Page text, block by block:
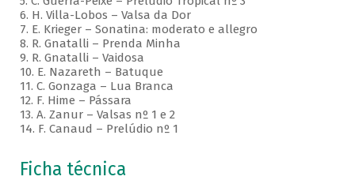
6. H. Villa-Lobos – Valsa da Dor
7. E. Krieger – Sonatina: moderato e allegro
8. R. Gnatalli – Prenda Minha
9. R. Gnatalli – Vaidosa
10. E. Nazareth – Batuque
11. C. Gonzaga – Lua Branca
12. F. Hime – Pássara
13. A. Zanur – Valsas nº 1 e 2
14. F. Canaud – Prelúdio nº 1
Ficha técnica